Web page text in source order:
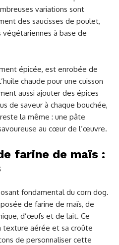
variations sont
des saucisses de poulet,
à base de
épicée, est enrobée de
chaude pour une cuisson
aussi ajouter des épices
de saveur à chaque bouchée,
la même : une pâte
au cœur de l’œuvre.
farine de maïs :
fondamental du corn dog.
de farine de maïs, de
d’œufs et de lait. Ce
texture aérée et sa croûte
de personnaliser cette